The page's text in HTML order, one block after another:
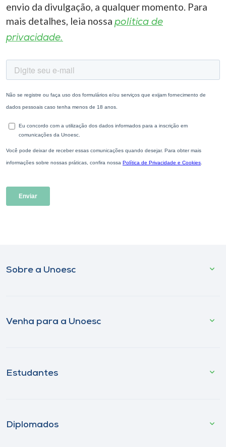
envio da divulgação, a qualquer momento. Para
mais detalhes, leia nossa política de
privacidade.
Sobre a Unoesc
Venha para a Unoesc
Estudantes
Diplomados